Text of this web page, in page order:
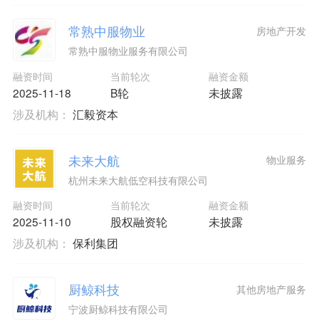
常熟中服物业
常熟中服物业服务有限公司
融资时间
2025-11-18
当前轮次
B轮
融资金额
未披露
房地产开发
涉及机构： 汇毅资本
未来大航
杭州未来大航低空科技有限公司
融资时间
2025-11-10
当前轮次
股权融资轮
融资金额
未披露
物业服务
涉及机构： 保利集团
厨鲸科技
宁波厨鲸科技有限公司
其他房地产服务